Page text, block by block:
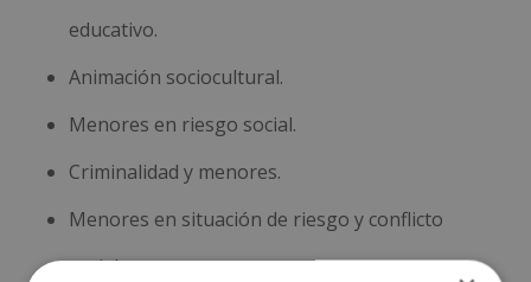
educativo.
Animación sociocultural.
Menores en riesgo social.
Criminalidad y menores.
Menores en situación de riesgo y conflicto
social.